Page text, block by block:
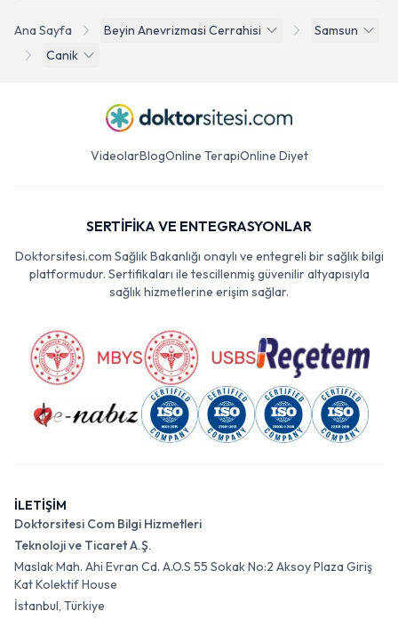
Ana Sayfa Beyin Anevrizmasi Cerrahisi
Samsun
Canik
VideolarBlogOnline TerapiOnline Diyet
SERTİFİKA VE ENTEGRASYONLAR
Doktorsitesi.com Sağlık Bakanlığı onaylı ve entegreli bir sağlık bilgi
platformudur. Sertifikaları ile tescillenmiş güvenilir altyapısıyla
sağlık hizmetlerine erişim sağlar.
İLETİŞİM
Doktorsitesi Com Bilgi Hizmetleri
Teknoloji ve Ticaret A.Ş.
Maslak Mah. Ahi Evran Cd. A.O.S 55 Sokak No:2 Aksoy Plaza Giriş
Kat Kolektif House
İstanbul, Türkiye